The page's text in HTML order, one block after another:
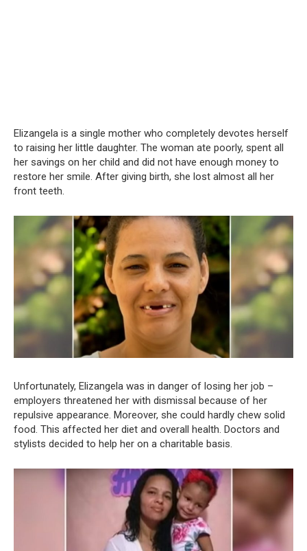
Elizangela is a single mother who completely devotes herself
to raising her little daughter. The woman ate poorly, spent all
her savings on her child and did not have enough money to
restore her smile. After giving birth, she lost almost all her
front teeth.
Unfortunately, Elizangela was in danger of losing her job –
employers threatened her with dismissal because of her
repulsive appearance. Moreover, she could hardly chew solid
food. This affected her diet and overall health. Doctors and
stylists decided to help her on a charitable basis.